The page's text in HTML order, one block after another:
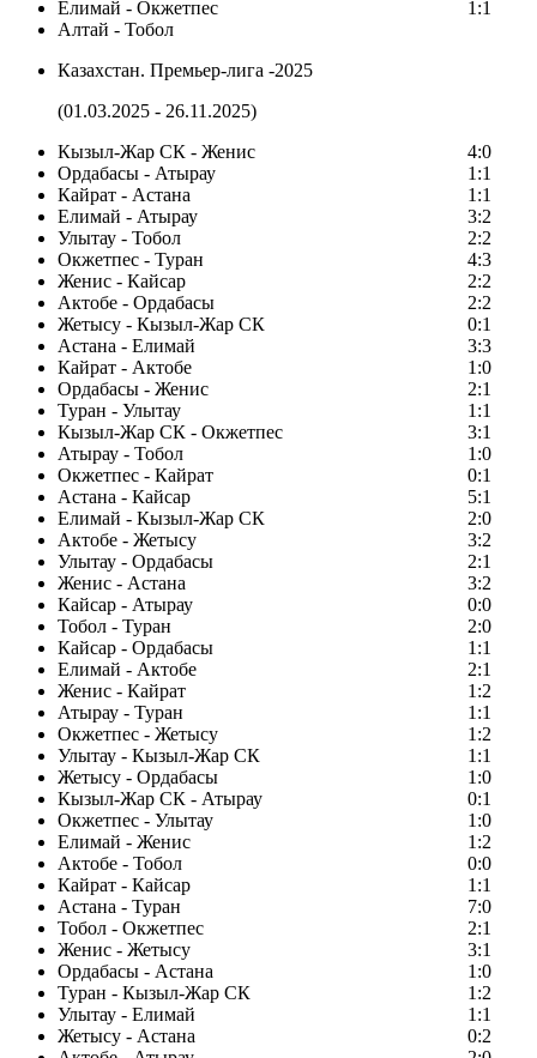
Елимай - Окжетпес
1:1
Алтай - Тобол
Казахстан. Премьер-лига -2025
(01.03.2025 - 26.11.2025)
Кызыл-Жар СК - Женис
4:0
Ордабасы - Атырау
1:1
Кайрат - Астана
1:1
Елимай - Атырау
3:2
Улытау - Тобол
2:2
Окжетпес - Туран
4:3
Женис - Кайсар
2:2
Актобе - Ордабасы
2:2
Жетысу - Кызыл-Жар СК
0:1
Астана - Елимай
3:3
Кайрат - Актобе
1:0
Ордабасы - Женис
2:1
Туран - Улытау
1:1
Кызыл-Жар СК - Окжетпес
3:1
Атырау - Тобол
1:0
Окжетпес - Кайрат
0:1
Астана - Кайсар
5:1
Елимай - Кызыл-Жар СК
2:0
Актобе - Жетысу
3:2
Улытау - Ордабасы
2:1
Женис - Астана
3:2
Кайсар - Атырау
0:0
Тобол - Туран
2:0
Кайсар - Ордабасы
1:1
Елимай - Актобе
2:1
Женис - Кайрат
1:2
Атырау - Туран
1:1
Окжетпес - Жетысу
1:2
Улытау - Кызыл-Жар СК
1:1
Жетысу - Ордабасы
1:0
Кызыл-Жар СК - Атырау
0:1
Окжетпес - Улытау
1:0
Елимай - Женис
1:2
Актобе - Тобол
0:0
Кайрат - Кайсар
1:1
Астана - Туран
7:0
Тобол - Окжетпес
2:1
Женис - Жетысу
3:1
Ордабасы - Астана
1:0
Туран - Кызыл-Жар СК
1:2
Улытау - Елимай
1:1
Жетысу - Астана
0:2